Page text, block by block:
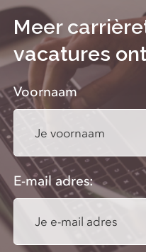
Meer
vacatures
Voornaam
E-mail adres: